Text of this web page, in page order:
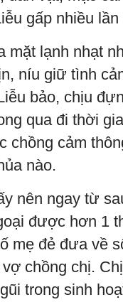
gấp nhiều
mặt lạnh nhạt
níu giữ tình
bảo, chịu
qua đi thời
chồng cảm
nào.
nên ngay từ
được hơn 1
mẹ đẻ đưa về
chồng chị.
trong sinh